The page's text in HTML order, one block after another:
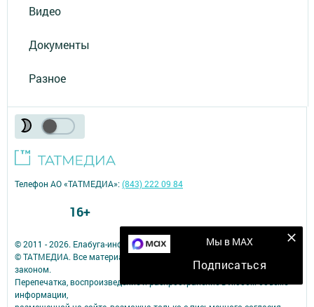
Видео
Документы
Разное
Мы в MAX
Подписаться
© 2011 - 2026. Елабуга-информ. Все права защищены.
© ТАТМЕДИА. Все материалы, размещенные на сайте, защищены
законом.
Перепечатка, воспроизведение и распространение в любом объеме
информации,
Телефон АО «ТАТМЕДИА»:(843) 222 09 84
16+